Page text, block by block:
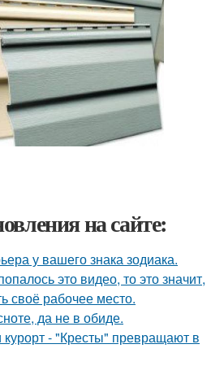
на сайте:
у вашего знака зодиака.
это видео, то это значит,
своё рабочее место.
да не в обиде.
- "Кресты" превращают в